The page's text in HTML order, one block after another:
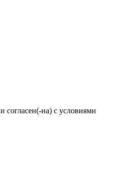
и согласен(-на) с условиями